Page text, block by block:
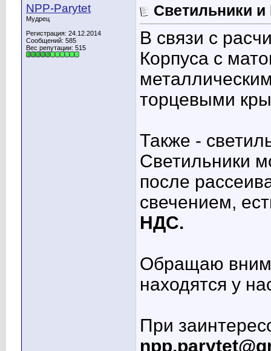
NPP-Parytet
Мудрец
Регистрация: 24.12.2014
Сообщений: 585
Вес репутации: 515
Светильники и
В связи с
Корпуса с
торцевыми
Также -
Светильники
после
свечением,
НДС.
Обращаю
находятся у
При